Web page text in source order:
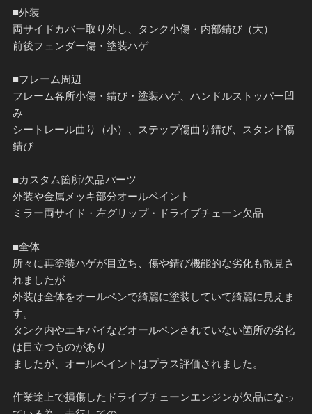
■外装
両サイドカバー取り外し、タンク小傷・内部錆び（大）
前後フェンダー傷・塗装ハゲ
■フレーム周辺
フレーム各所小傷・錆び・塗装ハゲ、ハンドルストッパー凹
み
シートレール曲り（小）、ステップ傷曲り錆び、スタンド傷
錆び
■カスタム箇所/欠品パーツ
外装や金属メッキ部分オールペイント
ミラー両サイド・左グリップ・ドライブチェーン欠品
■全体
所々に再塗装ハゲが目立ち、傷や錆び機能的な劣化も散見さ
れましたが
外装は全体をオールペンで綺麗に塗装していて綺麗に見えま
す。
タンク内やエキパイなどオールペンされていない箇所の劣化
は目立つものがあり
ましたが、オールペイントはプラス評価されました。
作業途上で損傷したドライブチェーンエンジンが欠品になっ